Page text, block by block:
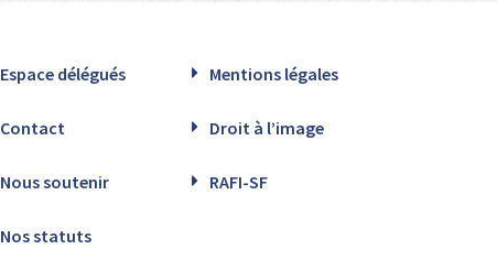
Espace délégués Mentions légales
Contact Droit à l’image
Nous soutenir RAFI-SF
Nos statuts